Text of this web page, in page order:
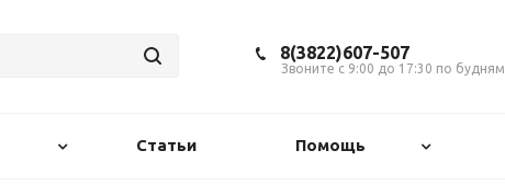
8(3822)607-507
Звоните с 9:00 до 17:30 по будням
Статьи Помощь